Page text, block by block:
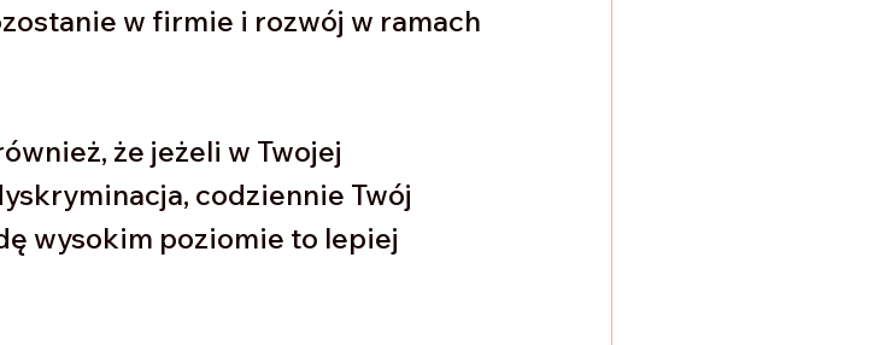
w firmie i rozwój w ramach
że jeżeli w Twojej
codziennie Twój
wysokim poziomie to lepiej